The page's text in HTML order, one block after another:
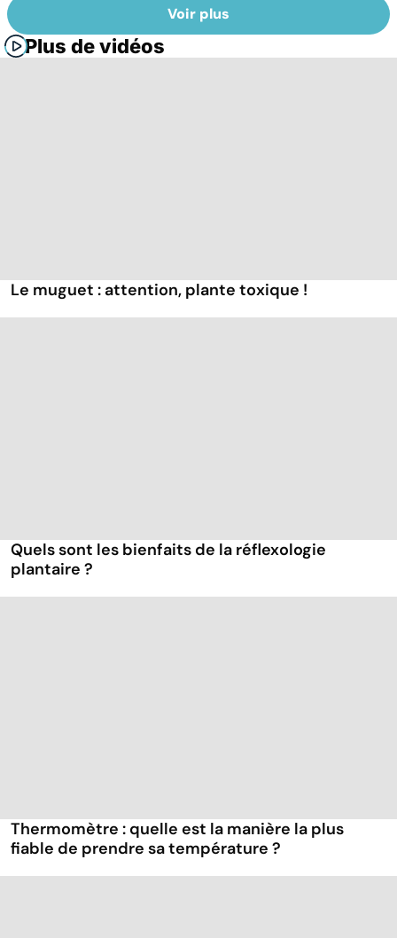
Voir plus
Plus de vidéos
Le muguet : attention, plante toxique !
Quels sont les bienfaits de la réflexologie
plantaire ?
Thermomètre : quelle est la manière la plus
fiable de prendre sa température ?